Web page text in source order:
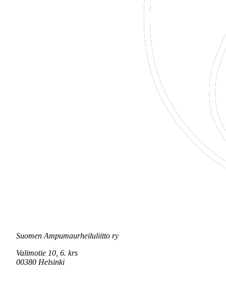
Suomen Ampumaurheiluliitto ry
Valimotie 10, 6. krs
00380 Helsinki